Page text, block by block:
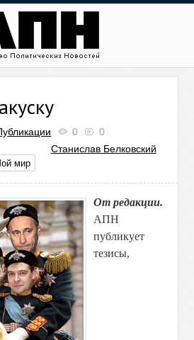
0
0
Станислав Белковский
мир
От редакции.
АПН
публикует
тезисы,